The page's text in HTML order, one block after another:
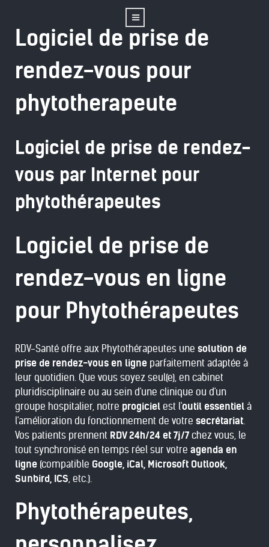
Logiciel de prise de
rendez-vous pour
phytotherapeute
Logiciel de prise de rendez-
vous par Internet pour
phytothérapeutes
Logiciel de prise de
rendez-vous en ligne
pour Phytothérapeutes
RDV-Santé offre aux Phytothérapeutes une solution de
prise de rendez-vous en ligne parfaitement adaptée à
leur quotidien. Que vous soyez seul(e), en cabinet
pluridisciplinaire ou au sein d'une clinique ou d'un
groupe hospitalier, notre progiciel est l'outil essentiel à
l'amélioration du fonctionnement de votre secrétariat.
Vos patients prennent RDV 24h/24 et 7j/7chez vous, le
tout synchronisé en temps réel sur votre agenda en
ligne (compatible Google, iCal, Microsoft Outlook,
Sunbird, ICS, etc.).
Phytothérapeutes,